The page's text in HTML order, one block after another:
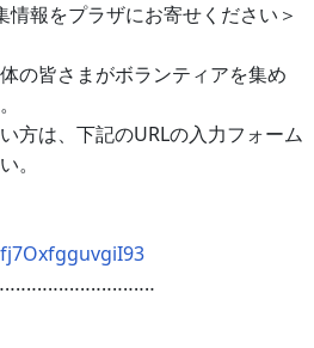
報をプラザにお寄せください＞
の皆さまがボランティアを集め
方は、下記のURLの入力フォーム
。